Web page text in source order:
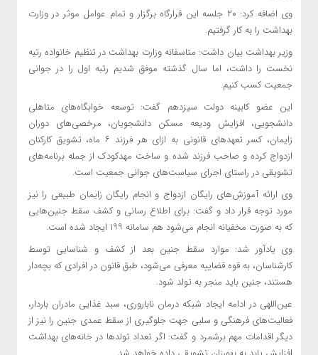
وی اضافه کرد: ۲۰ جلسه این قرارگاه برگزار و تمام عوامل موثر در وزارت
بهداشت را به کار گرفتیم‌.
وزیر بهداشت بیان داشت: متاسفانه وزارت بهداشت در تنظیم خانواده رتبه
نخست را داشت، اما سال گذشته موفق شدیم رتبه اول را در جوانی
جمعیت کسب کنیم.
این عضو کابینه دولت سیزدهم گفت: توسعه خوابگاه‌های متاهلی
دانشجویی، افزایش ودیعه مسکن دانشجویان، مرخصی‌های دوران
زایمان، کسر تعهدهای قانونی به ازای هر فرزند ۶ ماه، تشویق کارکنان
ازدواج کرده و صاحب فرزند شده و ساخت مهدکودک از جمله برنامه‌های
تشویقی در راستای اجرای سیاست‌های جوانی جمعیت است.
وی ارائه آموزش‌های رایگان ازدواج و انجام رایگان زایمان طبیعی را نیز
مورد توجه قرار داد و گفت: برای اطلاع رسانی و کشف سقط جنین‌هایی
که به صورت مخفیانه انجام می‌شود هم سامانه ۱۹۹ ایجاد شده است.
وی یادآور شد: موارد سقط جنین بعد از کشف و شناسایی توسط
کارشناسان، به قوه قضاییه معرفی می‌شود، طبق قانون در افرادی که بچه‌دار
هستند، جنین باید منجر به تولد شود.
عین‌اللهی در ادامه ایجاد شبکه درمان ناباروری، سبد غذایی مادران باردار،
فعالیت‌های فرهنگی و سلبی جهت جلوگیری از سقط عمدی جنین را نیز از
دیگر اقدامات مهم برشمرد و گفت: اگر تعداد تولدها در خانه‌های بهداشت